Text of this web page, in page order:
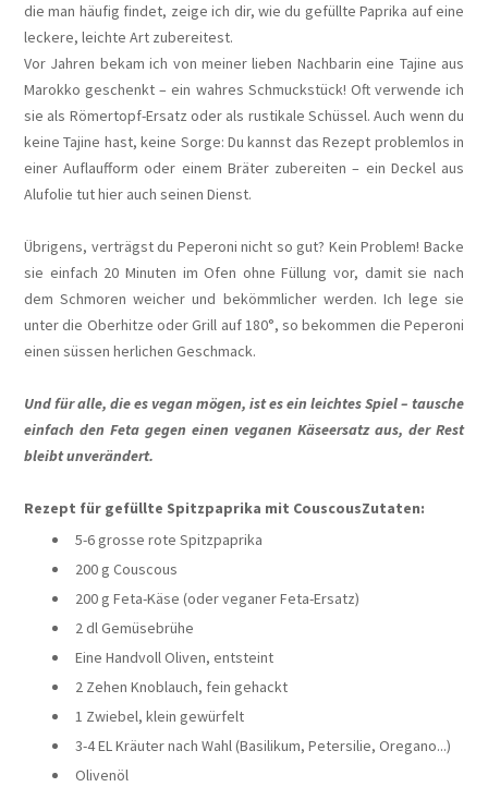
die man häufig findet, zeige ich dir, wie du gefüllte Paprika auf eine
leckere, leichte Art zubereitest.
Vor Jahren bekam ich von meiner lieben Nachbarin eine Tajine aus
Marokko geschenkt – ein wahres Schmuckstück! Oft verwende ich
sie als Römertopf-Ersatz oder als rustikale Schüssel. Auch wenn du
keine Tajine hast, keine Sorge: Du kannst das Rezept problemlos in
einer Auflaufform oder einem Bräter zubereiten – ein Deckel aus
Alufolie tut hier auch seinen Dienst.
Übrigens, verträgst du Peperoni nicht so gut? Kein Problem! Backe
sie einfach 20 Minuten im Ofen ohne Füllung vor, damit sie nach
dem Schmoren weicher und bekömmlicher werden. Ich lege sie
unter die Oberhitze oder Grill auf 180°, so bekommen die Peperoni
einen süssen herlichen Geschmack.
Und für alle, die es vegan mögen, ist es ein leichtes Spiel – tausche
einfach den Feta gegen einen veganen Käseersatz aus, der Rest
bleibt unverändert.
Rezept für gefüllte Spitzpaprika mit CouscousZutaten:
5-6 grosse rote Spitzpaprika
200 g Couscous
200 g Feta-Käse (oder veganer Feta-Ersatz)
2 dl Gemüsebrühe
Eine Handvoll Oliven, entsteint
2 Zehen Knoblauch, fein gehackt
1 Zwiebel, klein gewürfelt
3-4 EL Kräuter nach Wahl (Basilikum, Petersilie, Oregano...)
Olivenöl